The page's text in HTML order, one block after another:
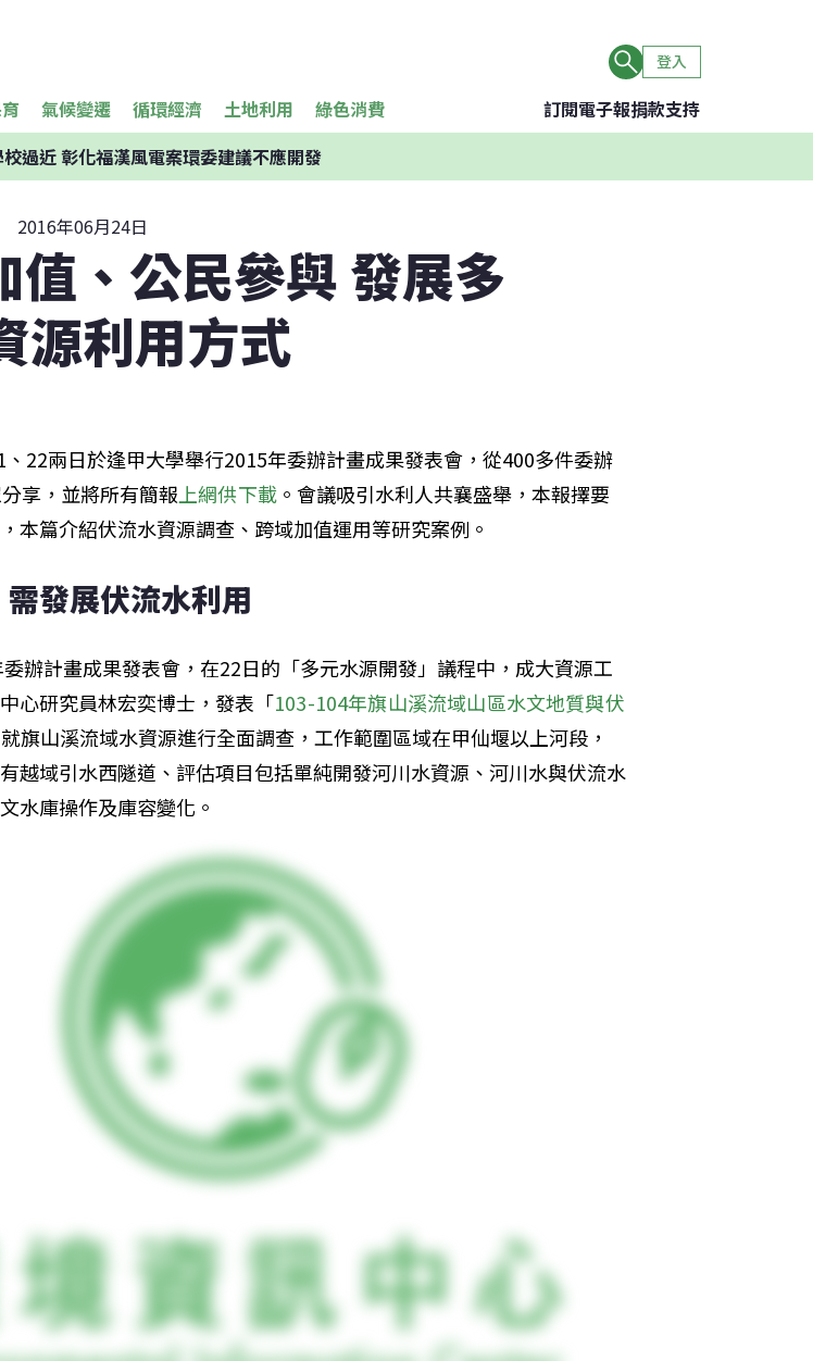
登入
氣候變遷 循環經濟 土地利用 綠色消費 訂閱電子報捐款支持
過近 彰化福漢風電案環委建議不應開發
2016年06月24日
、公民參與 發展多
源利用方式
22兩日於逢甲大學舉行2015年委辦計畫成果發表會，從400多件委辦
享，並將所有簡報 上網供下載。會議吸引水利人共襄盛舉，本報擇要
本篇介紹伏流水資源調查、跨域加值運用等研究案例。
需發展伏流水利用
辦計畫成果發表會，在22日的「多元水源開發」議程中，成大資源工
心研究員林宏奕博士，發表「103-104年旗山溪流域山區水文地質與伏
就旗山溪流域水資源進行全面調查，工作範圍區域在甲仙堰以上河段，
越域引水西隧道、評估項目包括單純開發河川水資源、河川水與伏流水
水庫操作及庫容變化。